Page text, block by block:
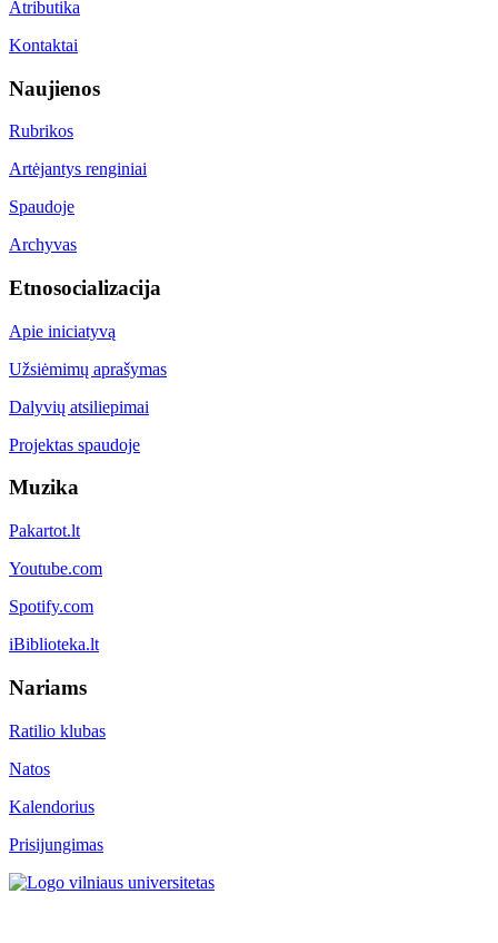
Atributika
Kontaktai
Naujienos
Rubrikos
Artėjantys renginiai
Spaudoje
Archyvas
Etnosocializacija
Apie iniciatyvą
Užsiėmimų aprašymas
Dalyvių atsiliepimai
Projektas spaudoje
Muzika
Pakartot.lt
Youtube.com
Spotify.com
iBiblioteka.lt
Nariams
Ratilio klubas
Natos
Kalendorius
Prisijungimas